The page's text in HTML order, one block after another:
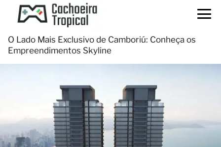
O Lado Mais Exclusivo de Camboriú: Conheça os
Empreendimentos Skyline